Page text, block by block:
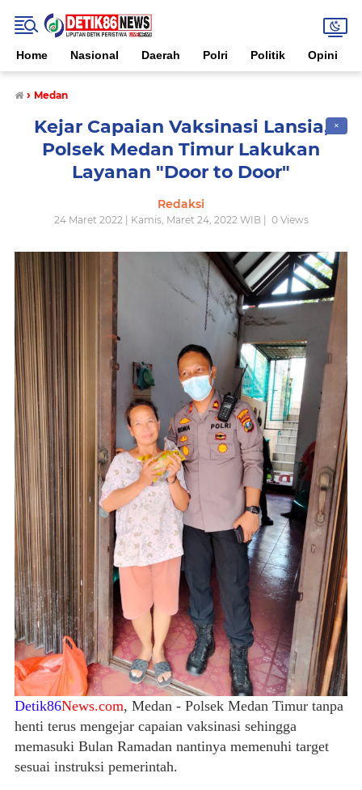
Home Nasional Daerah Polri Politik Opini
› Medan
✕
Kejar Capaian Vaksinasi Lansia,
Polsek Medan Timur Lakukan
Layanan "Door to Door"
Redaksi
24 Maret 2022 | Kamis, Maret 24, 2022 WIB | 0Views
Detik86News.com, Medan - Polsek Medan Timur tanpa
henti terus mengejar capaian vaksinasi sehingga
memasuki Bulan Ramadan nantinya memenuhi target
sesuai instruksi pemerintah.